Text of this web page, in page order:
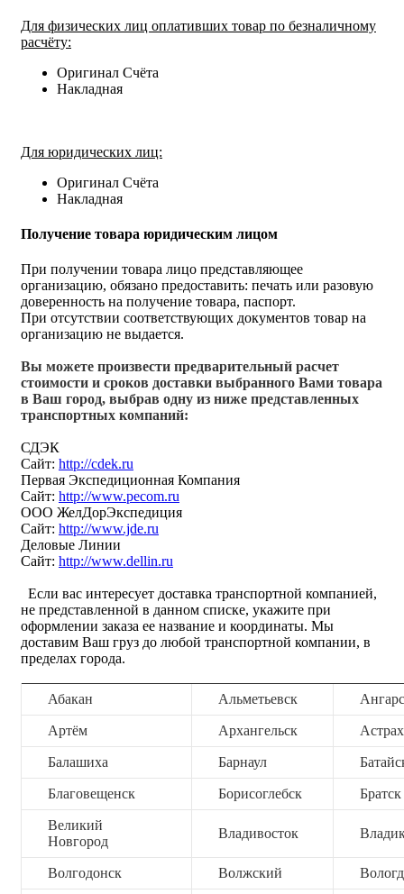
Для физических лиц оплативших товар по безналичному
расчёту:
Оригинал Счёта
Накладная
Для юридических лиц:
Оригинал Счёта
Накладная
Получение товара юридическим лицом
При получении товара лицо представляющее
организацию, обязано предоставить: печать или разовую
доверенность на получение товара, паспорт.
При отсутствии соответствующих документов товар на
организацию не выдается.
Вы можете произвести предварительный расчет
стоимости и сроков доставки выбранного Вами товара
в Ваш город, выбрав одну из ниже представленных
транспортных компаний:
СДЭК
Сайт: http://cdek.ru
Первая Экспедиционная Компания
Сайт: http://www.pecom.ru
ООО ЖелДорЭкспедиция
Сайт: http://www.jde.ru
Деловые Линии
Сайт: http://www.dellin.ru
Если вас интересует доставка транспортной компанией,
не представленной в данном списке, укажите при
оформлении заказа ее название и координаты. Мы
доставим Ваш груз до любой транспортной компании, в
пределах города.
Абакан Альметьевск
Артём Архангельск
Балашиха Барнаул
Благовещенск Борисоглебск Братск
Великий
Новгород
Владивосток
Волгодонск Волжский